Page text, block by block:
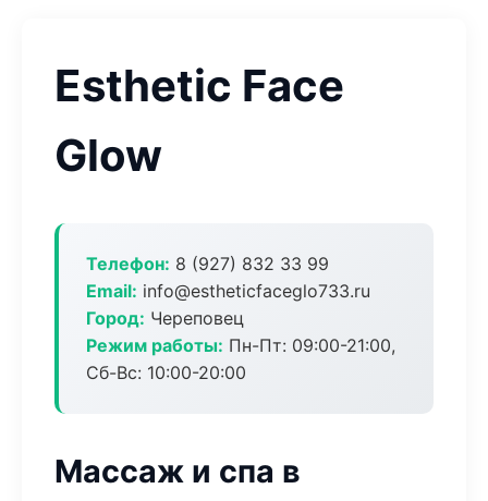
Esthetic Face
Glow
Телефон: 8 (927) 832 33 99
Email: info@estheticfaceglo733.ru
Город: Череповец
Режим работы: Пн-Пт: 09:00-21:00,
Сб-Вс: 10:00-20:00
Массаж и спа в